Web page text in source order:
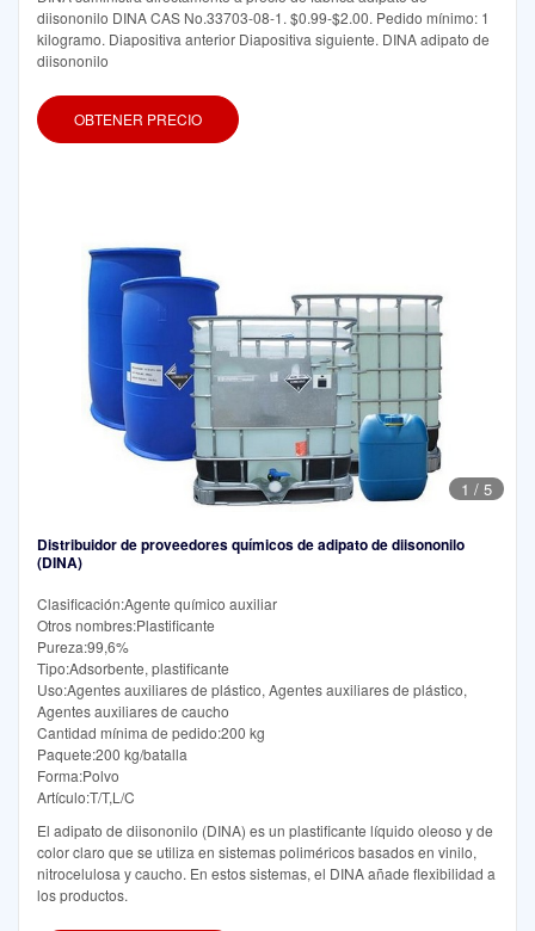
diisononilo DINA CAS No.33703-08-1. $0.99-$2.00. Pedido mínimo: 1
kilogramo. Diapositiva anterior Diapositiva siguiente. DINA adipato de
diisononilo
OBTENER PRECIO
1 / 5
Distribuidor de proveedores químicos de adipato de diisononilo
(DINA)
Clasificación:Agente químico auxiliar
Otros nombres:Plastificante
Pureza:99,6%
Tipo:Adsorbente, plastificante
Uso:Agentes auxiliares de plástico, Agentes auxiliares de plástico,
Agentes auxiliares de caucho
Cantidad mínima de pedido:200 kg
Paquete:200 kg/batalla
Forma:Polvo
Artículo:T/T,L/C
El adipato de diisononilo (DINA) es un plastificante líquido oleoso y de
color claro que se utiliza en sistemas poliméricos basados en vinilo,
nitrocelulosa y caucho. En estos sistemas, el DINA añade flexibilidad a
los productos.